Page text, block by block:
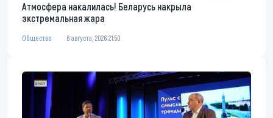
Атмосфера накалилась! Беларусь накрыла
экстремальная жара
Общество 6 августа, 2026 21:50